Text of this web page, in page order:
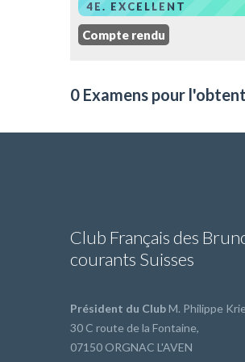
4E. EXCELLENT
Compte rendu
0 Examens pour
Club Français des
courants Suisses
Président du ClubM. Philippe
30 C route de la Fontaine,
07150 ORGNAC L'AVEN